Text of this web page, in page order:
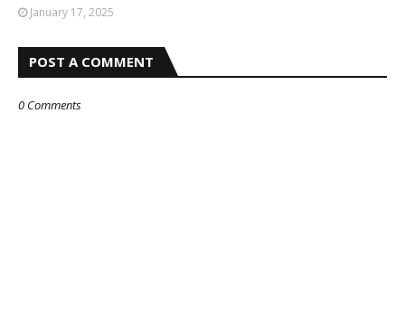
January 17, 2025
POST A COMMENT
0 Comments